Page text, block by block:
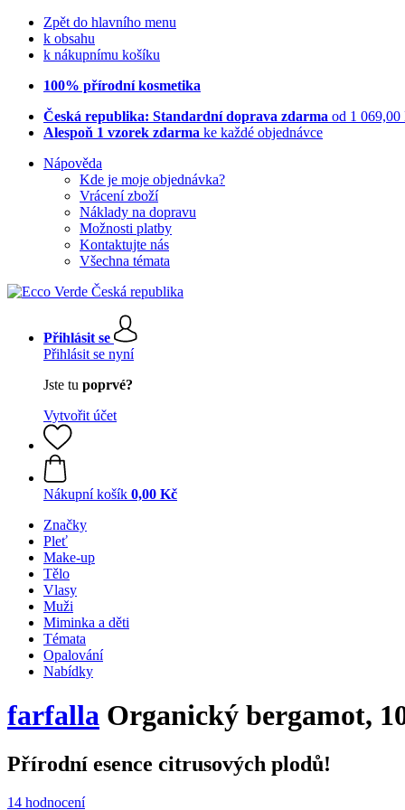
Zpět do hlavního menu
k obsahu
k nákupnímu košíku
100% přírodní kosmetika
Česká republika: Standardní doprava zdarma od 1 069,00
Alespoň 1 vzorek zdarma ke každé objednávce
Nápověda
Kde je moje objednávka?
Vrácení zboží
Náklady na dopravu
Možnosti platby
Kontaktujte nás
Všechna témata
Přihlásit se
Přihlásit se nyní
Jste tu poprvé?
Vytvořit účet
Nákupní košík 0,00 Kč
Značky
Pleť
Make-up
Tělo
Vlasy
Muži
Miminka a děti
Témata
Opalování
Nabídky
farfalla Organický bergamot,
Přírodní esence citrusových plodů!
14 hodnocení